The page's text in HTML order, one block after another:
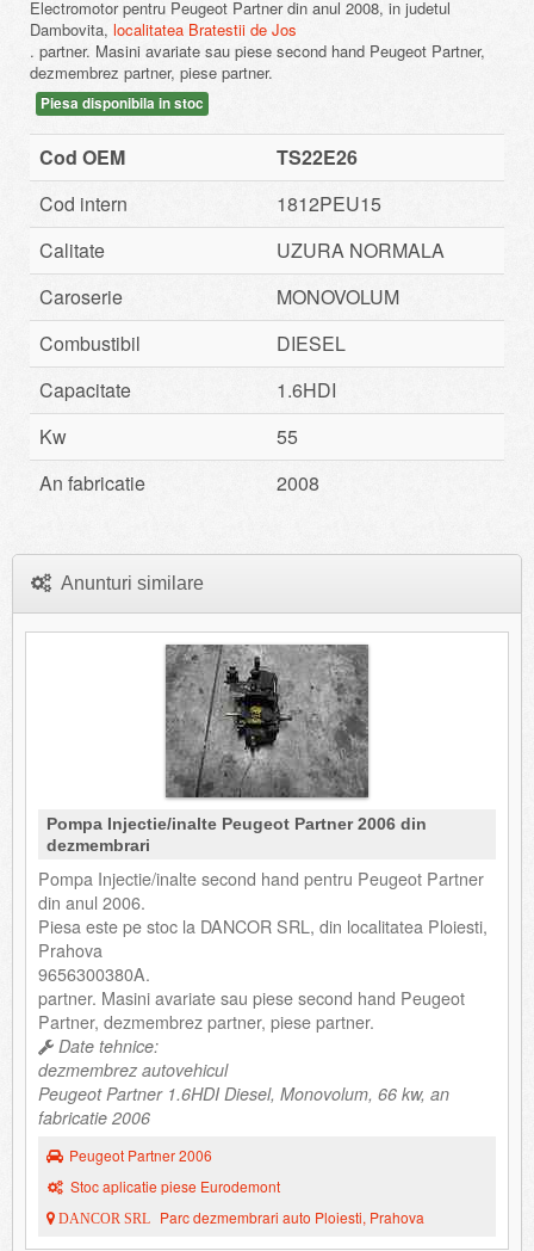
Electromotor pentru Peugeot Partner din anul 2008, in judetul
Dambovita, localitatea Bratestii de Jos
. partner. Masini avariate sau piese second hand Peugeot Partner,
dezmembrez partner, piese partner.
Piesa disponibila in stoc
Cod OEM
TS22E26
Cod intern
1812PEU15
Calitate
UZURA NORMALA
Caroserie
MONOVOLUM
Combustibil
DIESEL
Capacitate
1.6HDI
Kw
55
An fabricatie
2008
Anunturi similare
Pompa Injectie/inalte Peugeot Partner 2006 din
dezmembrari
Pompa Injectie/inalte second hand pentru Peugeot Partner
din anul 2006.
Piesa este pe stoc la DANCOR SRL, din localitatea Ploiesti,
Prahova
9656300380A.
partner. Masini avariate sau piese second hand Peugeot
Partner, dezmembrez partner, piese partner.
Date tehnice:
dezmembrez autovehicul
Peugeot Partner 1.6HDI Diesel, Monovolum, 66 kw, an
fabricatie 2006
Peugeot Partner 2006
Stoc aplicatie piese Eurodemont
DANCOR SRL Parc dezmembrari auto Ploiesti, Prahova